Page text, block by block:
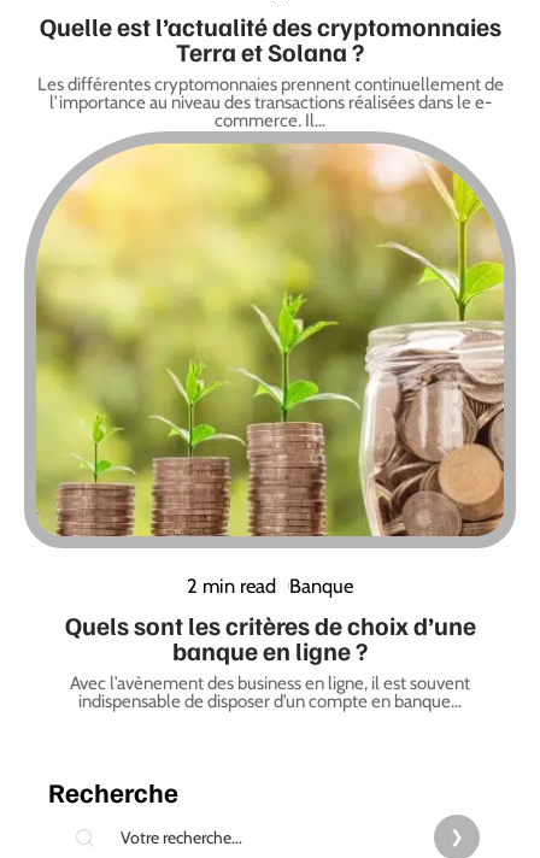
Quelle est l’actualité des cryptomonnaies
Terra et Solana ?
Les différentes cryptomonnaies prennent continuellement de
l’importance au niveau des transactions réalisées dans le e-
commerce. Il…
2 min read Banque
Quels sont les critères de choix d’une
banque en ligne ?
Avec l’avènement des business en ligne, il est souvent
indispensable de disposer d’un compte en banque…
Recherche